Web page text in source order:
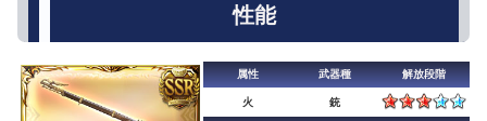
性能
属性 武器種 解放段階
火 銃